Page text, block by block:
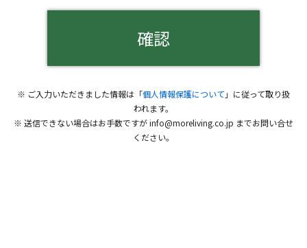
※ ご入力いただきました情報は「個人情報保護について 」に従って取り扱
われます。
※ 送信できない場合はお手数ですが info@moreliving.co.jp までお問い合せ
ください。